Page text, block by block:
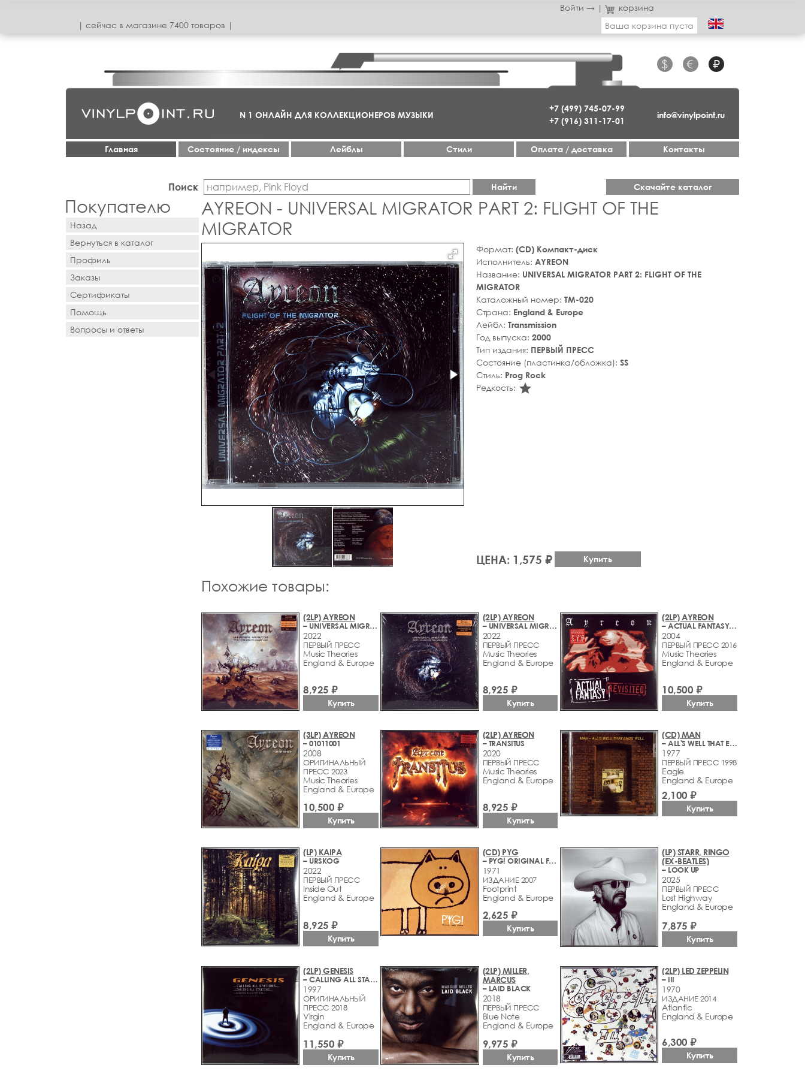
Войти → |
корзина
| сeйчас в магазинe 7400 товаров |
Ваша корзина пуста
+7 (499) 745-07-99
+7 (916) 311-17-01
$ € ₽
info@vinylpoint.ru
N 1 ОНЛАЙН ДЛЯ КОЛЛЕКЦИОНЕРОВ МУЗЫКИ
Главная Cостояние / индексы Лейблы Стили Оплата / доставка Контакты
Поиск Найти Скачайте каталог
Покупателю
Назад
Вернуться в каталог
Профиль
Заказы
Сертификаты
Помощь
Вопросы и ответы
AYREON - UNIVERSAL MIGRATOR PART 2: FLIGHT OF THE
MIGRATOR
Формат: (CD) Компакт-диск
Исполнитель: AYREON
Название: UNIVERSAL MIGRATOR PART 2: FLIGHT OF THE
MIGRATOR
Каталожный номер: TM-020
Страна: England & Europe
Лейбл: Transmission
Год выпуска: 2000
Тип издания: ПЕРВЫЙ ПРЕСС
Состояние (пластинка/обложка): SS
Стиль: Prog Rock
Редкость: star_rate
ЦЕНА: 1,575 ₽ Купить
Похожие товары:
(2LP) AYREON
– UNIVERSAL MIGRATOR PART I: THE DREAM SEQUENCER
2022
ПЕРВЫЙ ПРЕСС
Music Theories
England & Europe
8,925 ₽
Купить
(2LP) AYREON
– UNIVERSAL MIGRATOR PART II: FLIGHT OF THE MIGRATOR
2022
ПЕРВЫЙ ПРЕСС
Music Theories
England & Europe
8,925 ₽
Купить
(2LP) AYREON
– ACTUAL FANTASY REVISITED
2004
ПЕРВЫЙ ПРЕСС 2016
Music Theories
England & Europe
10,500 ₽
Купить
(3LP) AYREON
– 01011001
2008
ОРИГИНАЛЬНЫЙ
ПРЕСС 2023
Music Theories
England & Europe
10,500 ₽
Купить
(2LP) AYREON
– TRANSITUS
2020
ПЕРВЫЙ ПРЕСС
Music Theories
England & Europe
8,925 ₽
Купить
(CD) MAN
– ALL'S WELL THAT ENDS WELL
1977
ПЕРВЫЙ ПРЕСС 1998
Eagle
England & Europe
2,100 ₽
Купить
(LP) KAIPA
– URSKOG
2022
ПЕРВЫЙ ПРЕСС
Inside Out
England & Europe
8,925 ₽
Купить
(CD) PYG
– PYG! ORIGINAL FIRST ALBUM
1971
ИЗДАНИЕ 2007
Footprint
England & Europe
2,625 ₽
Купить
(LP) STARR, RINGO
(EX-BEATLES)
– LOOK UP
2025
ПЕРВЫЙ ПРЕСС
Lost Highway
England & Europe
7,875 ₽
Купить
(2LP) GENESIS
– CALLING ALL STATIONS
1997
ОРИГИНАЛЬНЫЙ
ПРЕСС 2018
Virgin
England & Europe
11,550 ₽
Купить
(2LP) MILLER,
MARCUS
– LAID BLACK
2018
ПЕРВЫЙ ПРЕСС
Blue Note
England & Europe
9,975 ₽
Купить
(2LP) LED ZEPPELIN
– III
1970
ИЗДАНИЕ 2014
Atlantic
England & Europe
6,300 ₽
Купить